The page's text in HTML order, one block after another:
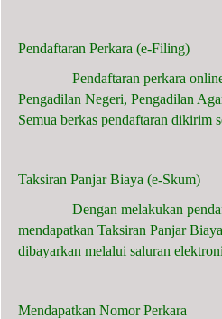
Pendaftaran Perkara (e-Filing)
Pendaftaran perkara online
Pengadilan Negeri, Pengadilan
Semua berkas pendaftaran
Taksiran Panjar Biaya (e-Skum)
Dengan melakukan
mendapatkan Taksiran Panjar
dibayarkan melalui saluran
Mendapatkan Nomor Perkara